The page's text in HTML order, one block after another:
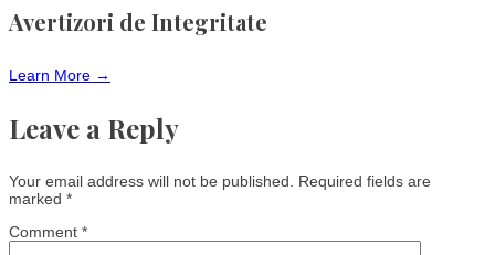
Avertizori de Integritate
Learn More →
Leave a Reply
Your email address will not be published.
Required fields are
marked *
Comment *